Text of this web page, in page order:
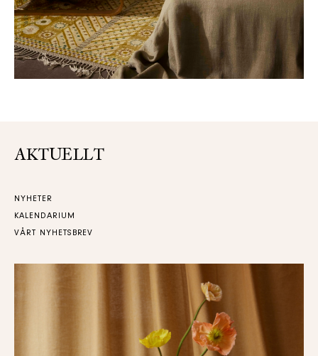
AKTUELLT
NYHETER
KALENDARIUM
VÅRT NYHETSBREV